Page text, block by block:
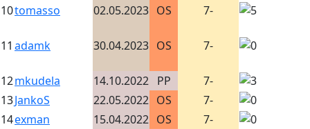
10tomasso 02.05.2023 OS 7-
11 adamk 30.04.2023 OS 7-
12mkudela 14.10.2022 PP
7-
13JankoS 22.05.2022 OS
7-
14exman 15.04.2022 OS
7-